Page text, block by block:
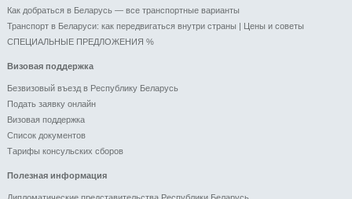
Как добраться в Беларусь — все транспортные варианты
Транспорт в Беларуси: как передвигаться внутри страны | Цены и советы
СПЕЦИАЛЬНЫЕ ПРЕДЛОЖЕНИЯ %
Визовая поддержка
Безвизовый въезд в Республику Беларусь
Подать заявку онлайн
Визовая поддержка
Список документов
Тарифы консульских сборов
Полезная информация